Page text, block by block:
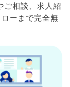
ご相談、求人紹
ーまで完全無